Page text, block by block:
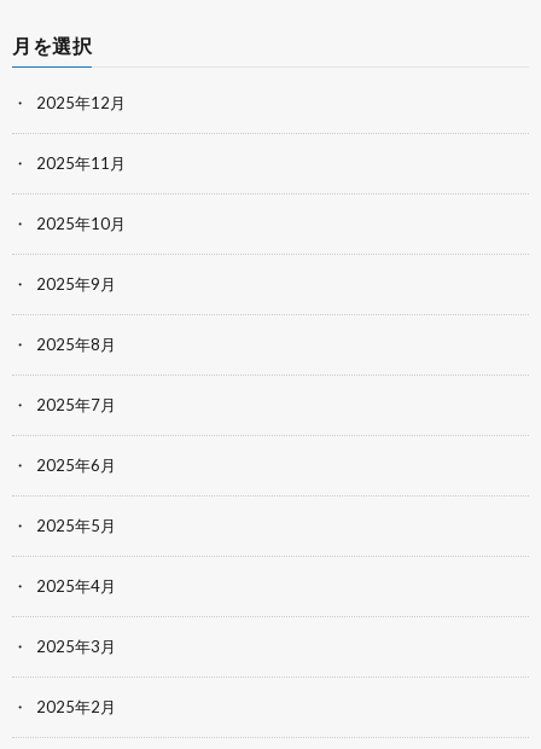
月を選択
2025年12月
2025年11月
2025年10月
2025年9月
2025年8月
2025年7月
2025年6月
2025年5月
2025年4月
2025年3月
2025年2月